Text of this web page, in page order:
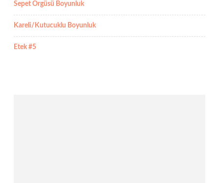
Sepet Örgüsü Boyunluk
Kareli/Kutucuklu Boyunluk
Etek #5